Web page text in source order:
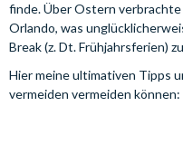
finde. Über Ostern verbrachte
Orlando, was
Break (z. Dt. Frühjahrsferien)
Hier meine ultimativen Tipps
vermeiden vermeiden können: